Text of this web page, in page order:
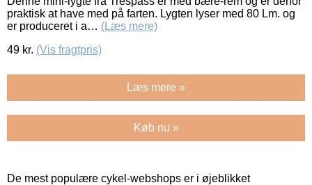
praktisk at have med på farten. Lygten lyser med 80 Lm. og
er produceret i a… (Læs mere)
49 kr. (Vis fragtpris)
Læs mere »
Køb nu »
De mest populære cykel-webshops er i øjeblikket